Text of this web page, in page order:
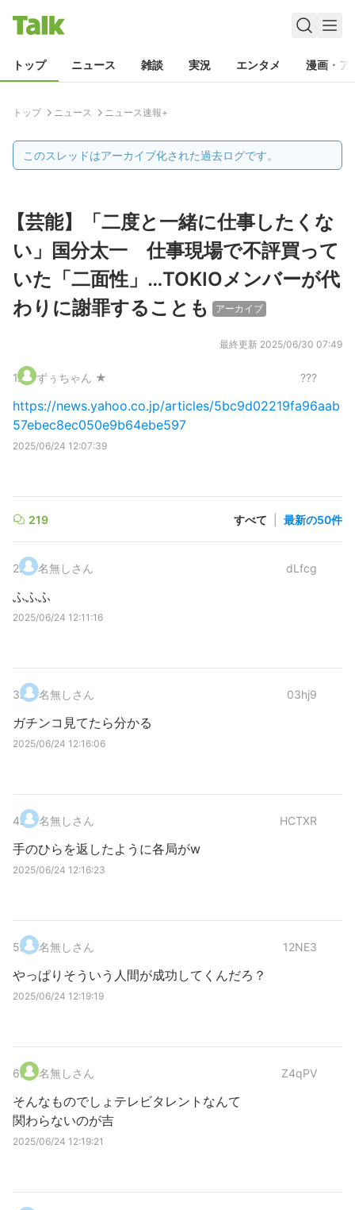
トップ ニュース 雑談 実況 エンタメ 漫画・ア
トップ ニュース ニュース速報+
このスレッドはアーカイブ化された過去ログです。
【芸能】「二度と一緒に仕事したくな
い」国分太一 仕事現場で不評買って
いた「二面性」…TOKIOメンバーが代
わりに謝罪することも
アーカイブ
最終更新 2025/06/30 07:49
1. ずぅちゃん ★ ???
https://news.yahoo.co.jp/articles/5bc9d02219fa96aab
57ebec8ec050e9b64ebe597
2025/06/24 12:07:39
219 すべて 最新の50件
2. 名無しさん dLfcg
ふふふ
2025/06/24 12:11:16
3. 名無しさん 03hj9
ガチンコ見てたら分かる
2025/06/24 12:16:06
4. 名無しさん HCTXR
手のひらを返したように各局がw
2025/06/24 12:16:23
5. 名無しさん 12NE3
やっぱりそういう人間が成功してくんだろ？
2025/06/24 12:19:19
6. 名無しさん Z4qPV
そんなものでしょテレビタレントなんて
関わらないのが吉
2025/06/24 12:19:21